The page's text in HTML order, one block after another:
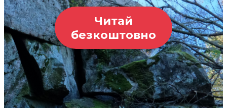
Читай
безкоштовно